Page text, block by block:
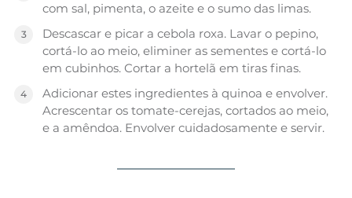
com sal, pimenta, o azeite e o sumo das limas.
Descascar e picar a cebola roxa. Lavar o pepino,
cortá-lo ao meio, eliminer as sementes e cortá-lo
em cubinhos. Cortar a hortelã em tiras finas.
Adicionar estes ingredientes à quinoa e envolver.
Acrescentar os tomate-cerejas, cortados ao meio,
e a amêndoa. Envolver cuidadosamente e servir.